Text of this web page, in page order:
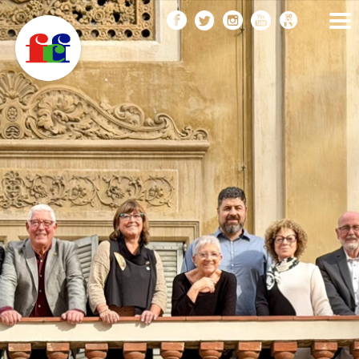
Vés
al
FEDERACIÓ CATALANA
DE FOTOGRAFIA
F
C
F